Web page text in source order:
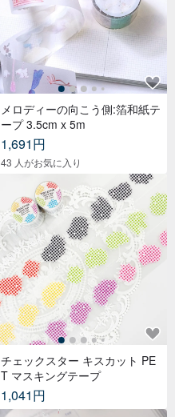
メロディーの向こう側:箔和紙テ
ープ 3.5cm x 5m
1,691円
43 人がお気に入り
チェックスター キスカット PE
T マスキングテープ
1,041円